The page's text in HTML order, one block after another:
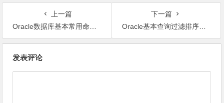
上一篇
Oracle数据库基本常用命令汇总
下一篇
Oracle基本查询过滤排序示例解析
发表评论